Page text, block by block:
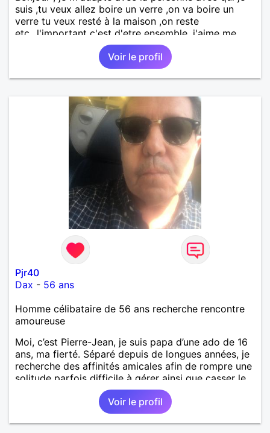
suis ,tu veux allez boire un verre ,on va boire un
verre tu veux resté à la maison ,on reste
etc...l'important c'est d'etre ensemble .j'aime me
balader , faire du sport , regarder des film , aller au
théatre etc et j'aime par dessus tous rire
Voir le profil
Pjr40
Dax - 56 ans
Homme célibataire de 56 ans recherche rencontre
amoureuse
Moi, c’est Pierre-Jean, je suis papa d’une ado de 16
ans, ma fierté. Séparé depuis de longues années, je
recherche des affinités amicales afin de rompre une
solitude parfois difficile à gérer ainsi que casser le
vague à l’âme. L’amitié reste extrêmement
importante à mes yeux mais peut se décliner en des
sentiments plus puissants. « Le temps fera son
œuvre » disait Arthur Schopenhauer, philosophe
Voir le profil